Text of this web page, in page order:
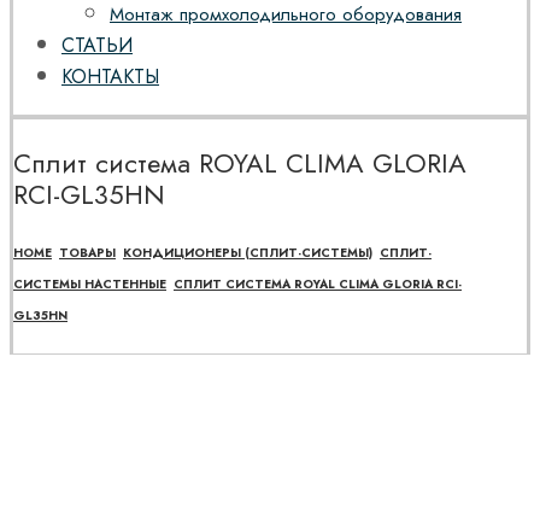
Монтаж промхолодильного оборудования
СТАТЬИ
КОНТАКТЫ
Сплит система ROYAL CLIMA GLORIA
RCI-GL35HN
HOME ТОВАРЫ КОНДИЦИОНЕРЫ (СПЛИТ-СИСТЕМЫ) СПЛИТ-
СИСТЕМЫ НАСТЕННЫЕ СПЛИТ СИСТЕМА ROYAL CLIMA GLORIA RCI-
GL35HN